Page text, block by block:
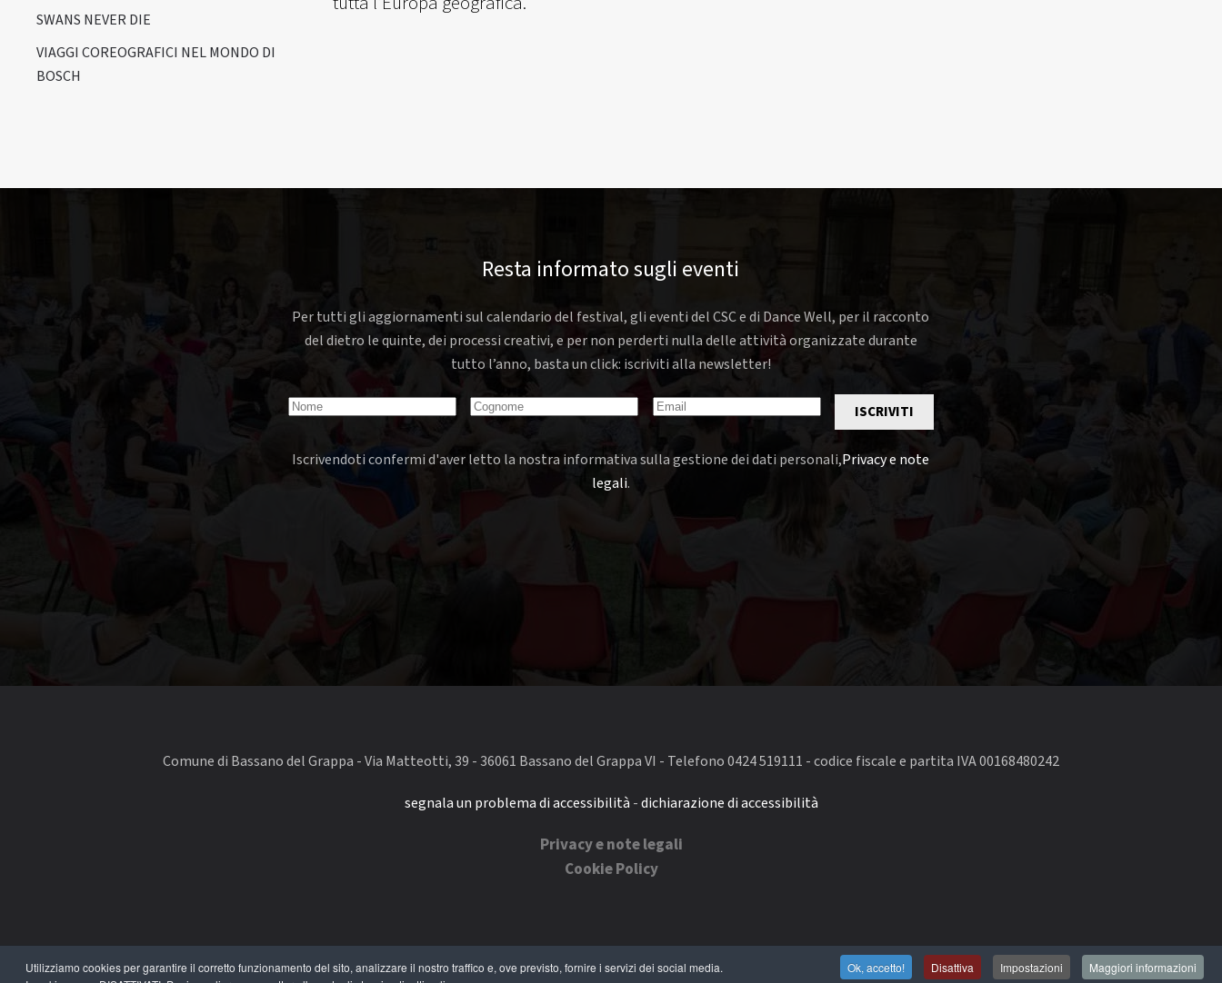
Utilizziamo cookies per garantire il corretto funzionamento del sito, analizzare il nostro traffico e, ove previsto, fornire i servizi dei social media.
Ok, accetto! Disattiva Impostazioni Maggiori informazioni
SWANS NEVER DIE
VIAGGI COREOGRAFICI NEL MONDO DI
BOSCH
Resta informato sugli eventi
Per tutti gli aggiornamenti sul calendario del festival, gli eventi del CSC e di Dance Well, per il racconto
del dietro le quinte, dei processi creativi, e per non perderti nulla delle attività organizzate durante
tutto l’anno, basta un click: iscriviti alla newsletter!
ISCRIVITI
Iscrivendoti confermi d'aver letto la nostra informativa sulla gestione dei dati personali,Privacy e note
legali.
Comune di Bassano del Grappa - Via Matteotti, 39 - 36061 Bassano del Grappa VI - Telefono 0424 519111 - codice fiscale e partita IVA 00168480242
segnala un problema di accessibilità -dichiarazione di accessibilità
Privacy e note legali
Cookie Policy